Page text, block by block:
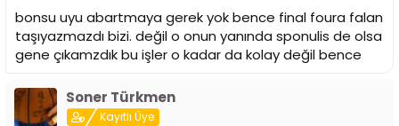
bonsu uyu abartmaya gerek yok bence final foura falan
taşıyazmazdı bizi. değil o onun yanında sponulis de olsa
gene çıkamzdık bu işler o kadar da kolay değil bence
Soner Türkmen
Kayıtlı Üye